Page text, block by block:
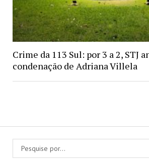
Crime da 113 Sul: por 3 a 2, STJ
condenação de Adriana Villela